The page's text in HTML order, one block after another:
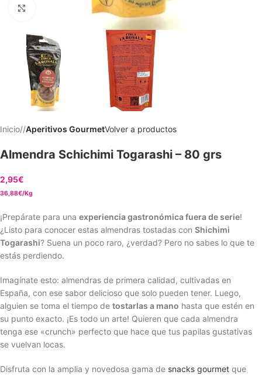
Clic para ampliar
Inicio/ Aperitivos GourmetVolver a productos
Almendra Schichimi Togarashi – 80 grs
2,95€
36,88€/Kg
¡Prepárate para una experiencia gastronómica fuera de serie!
¿Listo para conocer estas almendras tostadas con Shichimi
Togarashi? Suena un poco raro, ¿verdad? Pero no sabes lo que te
estás perdiendo.
Imagínate esto: almendras de primera calidad, cultivadas en
España, con ese sabor delicioso que solo pueden tener. Luego,
alguien se toma el tiempo de tostarlas a mano hasta que estén en
su punto exacto. ¡Es todo un arte! Quieren que cada almendra
tenga ese «crunch» perfecto que hace que tus papilas gustativas
se vuelvan locas.
Disfruta con la amplia y novedosa gama de snacks gourmet que